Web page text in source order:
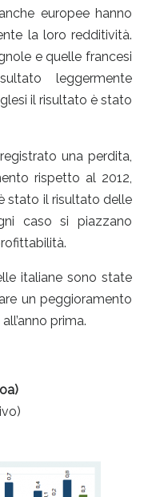
europee hanno
la loro redditività.
e quelle francesi
leggermente
il risultato è stato
una perdita,
rispetto al 2012,
stato il risultato delle
caso si piazzano
italiane sono state
un peggioramento
prima.